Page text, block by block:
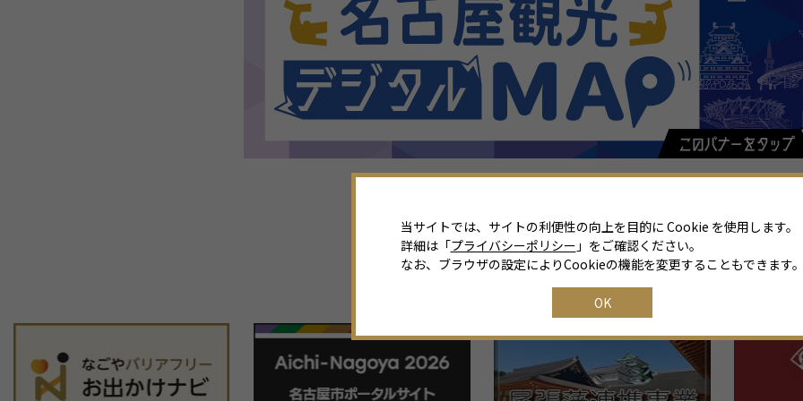
関連リンク
当サイトでは、サイトの利便性の向上を目的に Cookie を使用します。
詳細は「プライバシーポリシー 」をご確認ください。
なお、ブラウザの設定によりCookieの機能を変更することもできます
OK